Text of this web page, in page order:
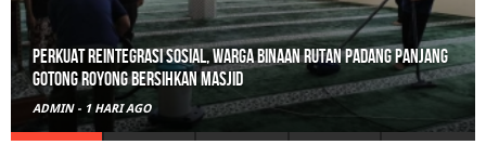
Perkuat Reintegrasi Sosial, Warga Binaan Rutan Padang Panjang
Gotong Royong Bersihkan Masjid
ADMIN - 1 HARI AGO